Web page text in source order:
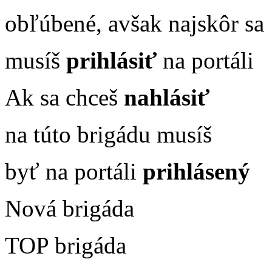
obľúbené, avšak najskôr sa
musíš prihlásiť na portáli
Ak sa chceš nahlásiť
na túto brigádu musíš
byť na portáli prihlásený
Nová brigáda
TOP brigáda